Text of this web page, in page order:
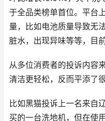
于全品类榜单首位。平台
量，比如电池质量导致无
脏水，出现异味等等，目
从多位消费者的投诉内容
清洁更轻松，反而平添了
比如黑猫投诉上一名来自
买的一台洗地机，但在使